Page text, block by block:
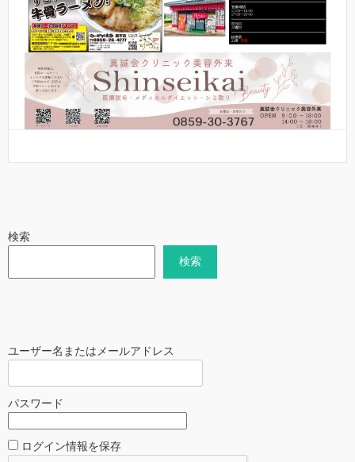
検索
検索
ユーザー名またはメールアドレス
パスワード
ログイン情報を保存